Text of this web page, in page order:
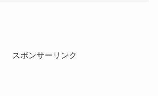
スポンサーリンク